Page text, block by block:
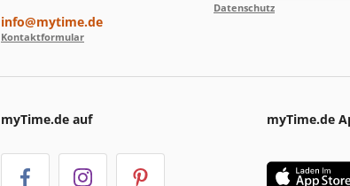
info@mytime.de
Kontaktformular
Datenschutz
myTime.de auf myTime.de